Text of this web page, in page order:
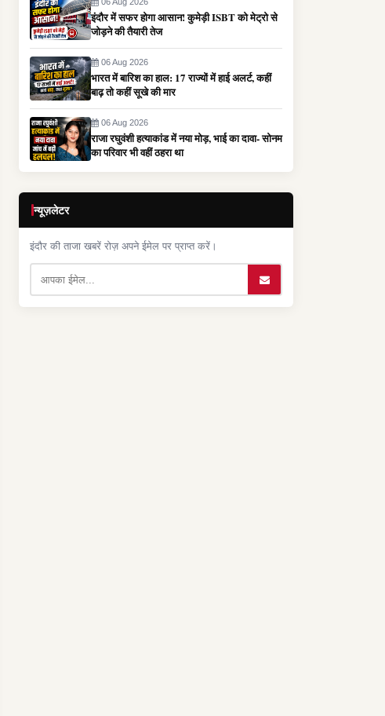
इंदौर में सफर होगा आसान! कुमेड़ी ISBT को मेट्रो से
जोड़ने की तैयारी तेज
06 Aug 2026
भारत में बारिश का हाल: 17 राज्यों में हाई अलर्ट, कहीं
बाढ़ तो कहीं सूखे की मार
06 Aug 2026
राजा रघुवंशी हत्याकांड में नया मोड़, भाई का दावा- सोनम
का परिवार भी वहीं ठहरा था
न्यूज़लेटर
इंदौर की ताजा खबरें रोज़ अपने ईमेल पर प्राप्त करें।